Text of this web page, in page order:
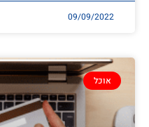
09/09/2022
אוכל